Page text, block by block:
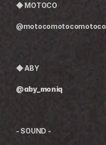
◆ MOTOCO
@motocomotocomotoco
◆ ABY
@aby_moniq
- SOUND -